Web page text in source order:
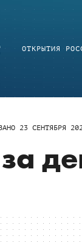
ОТКРЫТИЯ
23 СЕНТЯБРЯ